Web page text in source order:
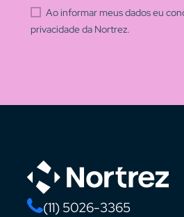
Ao informar meus dados eu
privacidade da Nortrez.
(11) 5026-3365